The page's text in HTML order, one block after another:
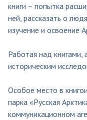
книги – попытка
ней, рассказать о
изучение и освоение
Работая над книгами,
историческим
Особое место в
парка «Русская
коммуникационном